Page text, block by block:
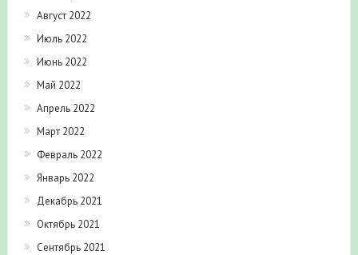
Август 2022
Июль 2022
Июнь 2022
Май 2022
Апрель 2022
Март 2022
Февраль 2022
Январь 2022
Декабрь 2021
Октябрь 2021
Сентябрь 2021